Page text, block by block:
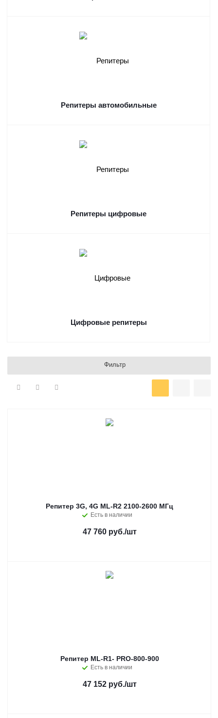
Репитеры автомобильные
Репитеры цифровые
Цифровые репитеры
Фильтр
Репитер 3G, 4G ML-R2 2100-2600 МГц
Есть в наличии
47 760 руб./шт
Репитер ML-R1- PRO-800-900
Есть в наличии
47 152 руб./шт